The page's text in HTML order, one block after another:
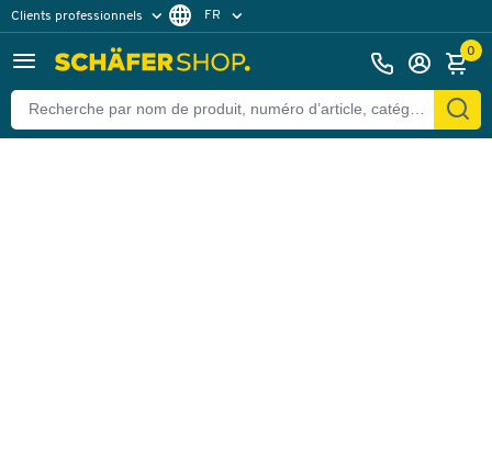
Clients professionnels
Clients particuliers
FR
0
Retour